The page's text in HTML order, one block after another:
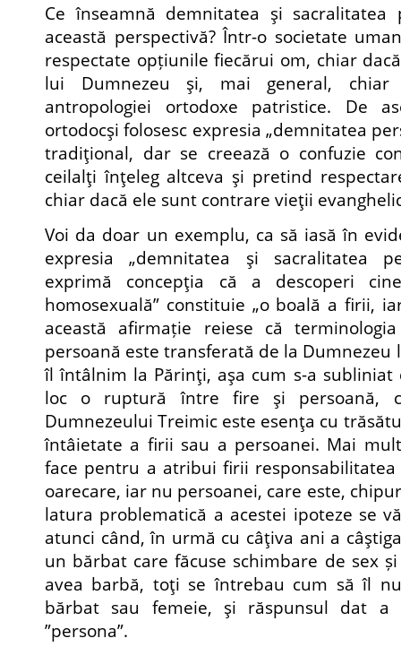
Ce înseamnă demnitatea şi sacralitatea
această perspectivă? Într-o societate
respectate opțiunile fiecărui om, chiar
lui Dumnezeu şi, mai general, chiar
antropologiei ortodoxe patristice. De
ortodocşi folosesc expresia „demnitatea
tradiţional, dar se creează o confuzie
ceilalţi înţeleg altceva şi pretind
chiar dacă ele sunt contrare vieţii
Voi da doar un exemplu, ca să iasă în
expresia „demnitatea şi sacralitatea
exprimă concepţia că a descoperi
homosexuală” constituie „o boală a firii,
această afirmație reiese că
persoană este transferată de la Dumnezeu
îl întâlnim la Părinţi, aşa cum s-a
loc o ruptură între fire şi persoană,
Dumnezeului Treimic este esenţa cu
întâietate a firii sau a persoanei. Mai
face pentru a atribui firii
oarecare, iar nu persoanei, care este,
latura problematică a acestei ipoteze se
atunci când, în urmă cu câţiva ani a
un bărbat care făcuse schimbare de sex
avea barbă, toţi se întrebau cum să îl
bărbat sau femeie, şi răspunsul dat
”persona”.